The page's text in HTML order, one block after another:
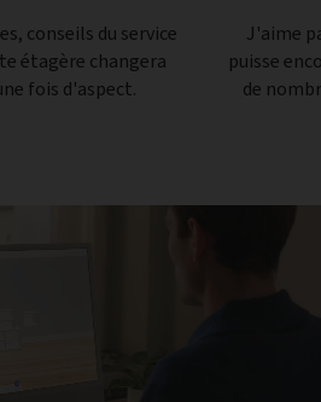
conseils du service
étagère changera
fois d'aspect.
J'aime
puisse
de